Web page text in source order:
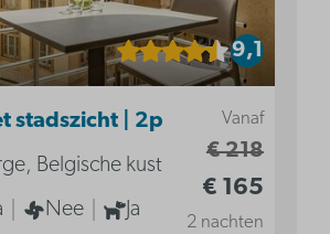
9,1
Vanaf
€ 218
€ 165
2 nachten
stadszicht | 2p
Belgische kust
Nee Ja